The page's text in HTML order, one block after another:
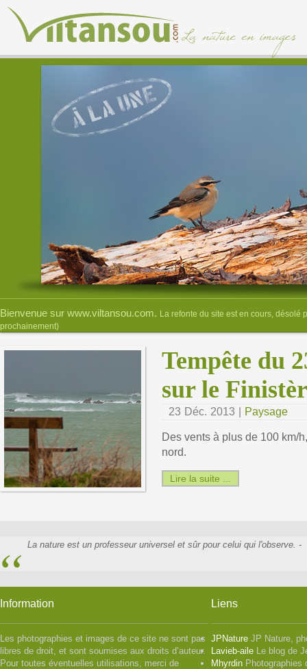
Bienvenue sur www.viltansou.com. La refonte du site est en cours,
prochainement)
Tempête du
sur le
23 Déc. 2013 | Paysage
Des vents à plus de 100 km/
nord.
Lire la suite ...
La nature est un professeur universel et sûr pour celui qui l'observe. -
Information
Les photographies et images de ce site ne sont pas
libres de droit, et sont soumises aux droits d’auteur.
Pour toutes éventuelles utilisations, merci de
Liens
JPNatureJP Nature,
Lavieb-aileLe blog de
MhyrdinPhotographies